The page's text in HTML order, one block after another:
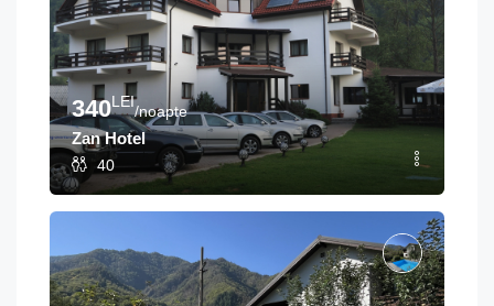
340LEI
/noapte
Zan Hotel
40